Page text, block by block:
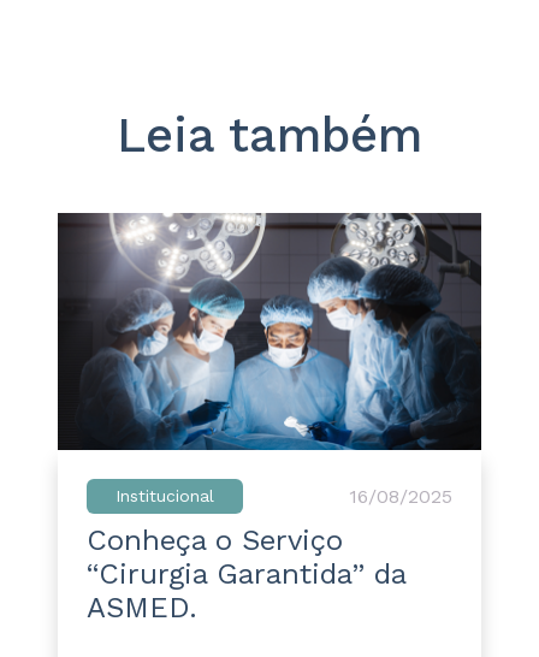
Leia também
Institucional 16/08/2025
Conheça o Serviço
“Cirurgia Garantida” da
ASMED.